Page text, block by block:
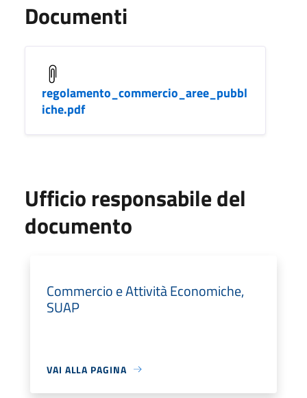
Documenti
regolamento_commercio_aree_pubbl
iche.pdf
Ufficio responsabile del
documento
Commercio e Attività Economiche,
SUAP
VAI ALLA PAGINA